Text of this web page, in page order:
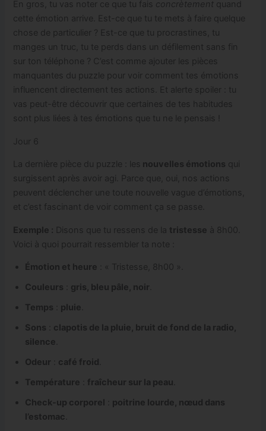
En gros, tu vas noter ce que tu fais concrètement quand
cette émotion arrive. Est-ce que tu te mets à faire quelque
chose de particulier ? Est-ce que tu procrastines, tu
manges un truc, tu te perds dans un défilement sans fin
sur ton téléphone ? C’est comme ajouter les pièces
manquantes du puzzle pour voir comment tes émotions
influencent directement tes actions. Et alerte spoiler : tu
vas peut-être découvrir que certaines de tes habitudes
sont plus liées à tes émotions que tu ne le pensais !
Jour 6
La dernière pièce du puzzle : les nouvelles émotions qui
surgissent après avoir agi. Parce que, oui, nos actions
peuvent déclencher une toute nouvelle vague d’émotions,
et c’est fascinant de voir comment ça se passe.
Exemple : Disons que tu ressens de la tristesse à 8h00.
Voici à quoi pourrait ressembler ta note :
Émotion et heure : « Tristesse, 8h00 ».
Couleurs
gris, bleu pâle, noir
Temps
pluie
Sons
clapotis de la pluie, bruit de fond de la radio,
silence
Odeur
café froid
Température
fraîcheur sur la peau
Check-up corporel
poitrine lourde, nœud dans
l’estomac